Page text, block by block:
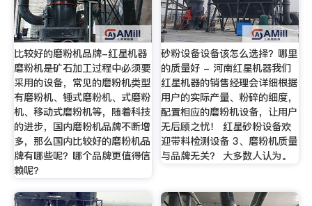
比较好的磨粉机品牌-红星机器
磨粉机是矿石加工过程中必须要
采用的设备，常见的磨粉机类型
有磨粉机、锤式磨粉机、式磨粉
机、移动式磨粉机等，随着科技
的进步，国内磨粉机品牌不断增
多，那么国内比较好的磨粉机品
牌有哪些呢？哪个品牌更值得信
赖呢？
砂粉设备设备该怎么选择？哪里
的质量好 - 河南红星机器我们
红星机器的销售经理会详细根据
用户的实际产量、粉碎的细度，
配置相应的磨粉机设备，让用户
无后顾之忧！ 红星砂粉设备欢
迎带料检测设备 3、磨粉机质量
与品牌无关？ 大多数人认为。